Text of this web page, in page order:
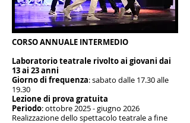
CORSO ANNUALE INTERMEDIO
Laboratorio teatrale rivolto ai giovani dai
13 ai 23 anni
Giorno di frequenza: sabato dalle 17.30 alle
19.30
Lezione di prova gratuita
Periodo: ottobre 2025 - giugno 2026
Realizzazione dello spettacolo teatrale a fine